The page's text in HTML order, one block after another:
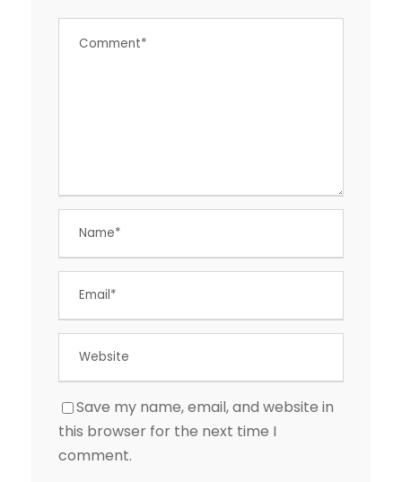
Save my name, email, and website in
this browser for the next time I
comment.